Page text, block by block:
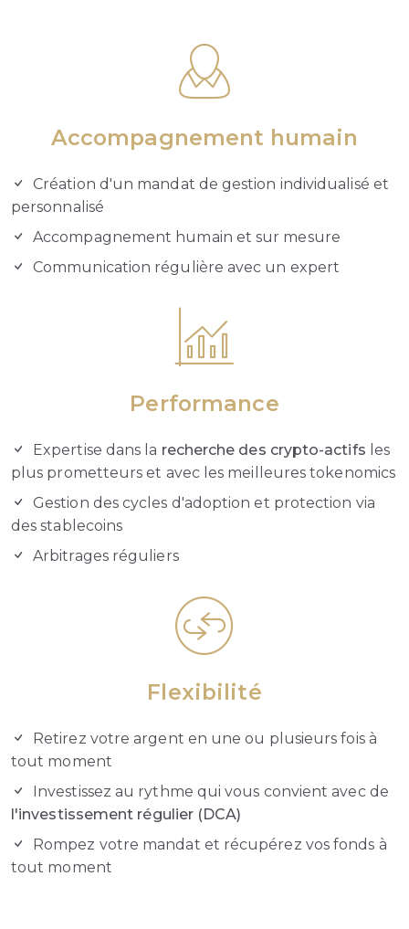
Accompagnement humain
Création d'un mandat de gestion individualisé et
personnalisé
Accompagnement humain et sur mesure
Communication régulière avec un expert
Performance
Expertise dans la recherche des crypto-actifs les
plus prometteurs et avec les meilleures tokenomics
Gestion des cycles d'adoption et protection via
des stablecoins
Arbitrages réguliers
Flexibilité
Retirez votre argent en une ou plusieurs fois à
tout moment
Investissez au rythme qui vous convient avec de
l'investissement régulier (DCA)
Rompez votre mandat et récupérez vos fonds à
tout moment